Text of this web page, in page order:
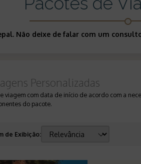
Não deixe de falar com um
Personalizadas
viagem com data de início de acordo com a
do pacote.
de Exibição: